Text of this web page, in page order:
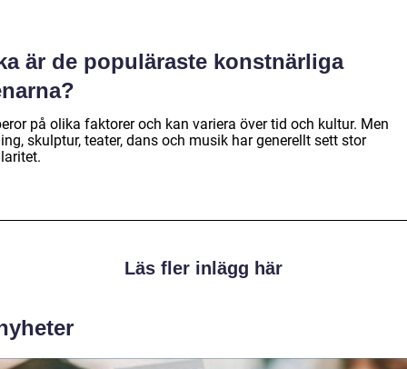
är de populäraste konstnärliga
på olika faktorer och kan variera över tid och kultur. Men
skulptur, teater, dans och musik har generellt sett stor
Läs fler inlägg här